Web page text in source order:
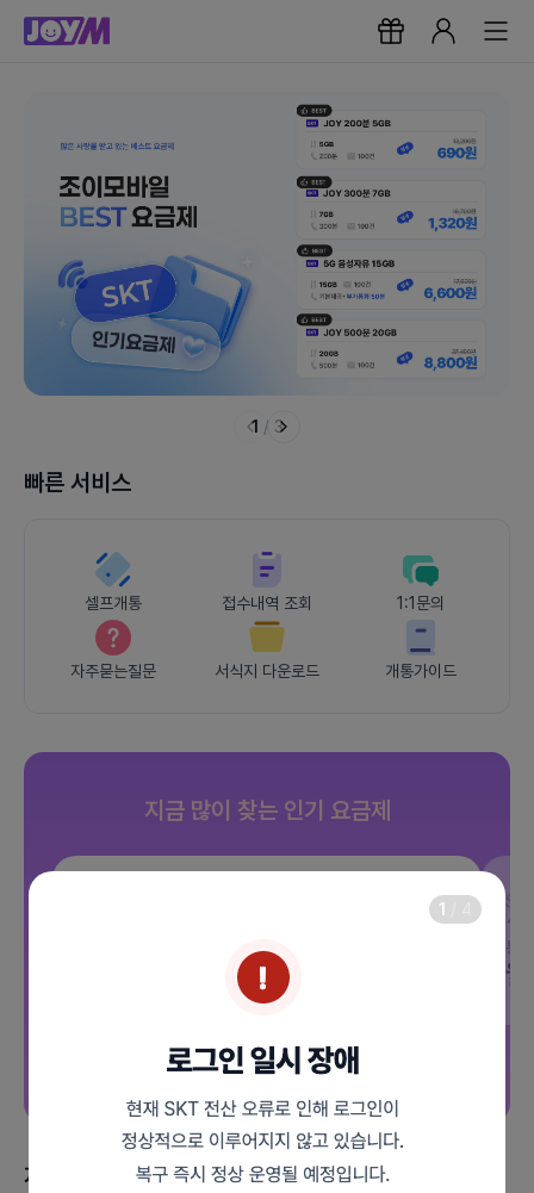
1 / 3
빠른 서비스
셀프개통 접수내역 조회 1:1문의
자주묻는질문 서식지 다운로드 개통가이드
지금 많이 찾는 인기 요금제
/ 평생할인
통
전체보기
지금 받을 수 있는 혜택
1